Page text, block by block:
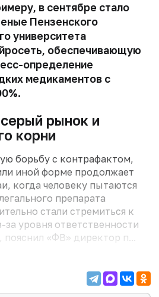
в сентябре стало
Пензенского
университета
обеспечивающую
определение
медикаментов с
рынок и
корни
борьбу с контрафактом,
иной форме продолжает
когда человеку пытаются
препарата
стали стремиться к
уровня ответственности
пояснил «ФВ» директор п...